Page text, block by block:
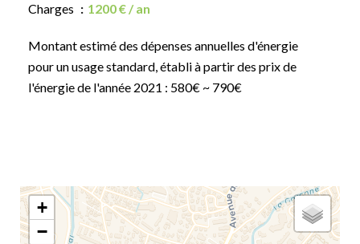
Charges 1200 € / an
Montant estimé des dépenses annuelles d'énergie
pour un usage standard, établi à partir des prix de
l'énergie de l'année 2021 : 580€ ~ 790€
+
−